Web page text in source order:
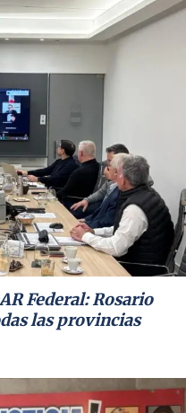
Federal: Rosario
las provincias